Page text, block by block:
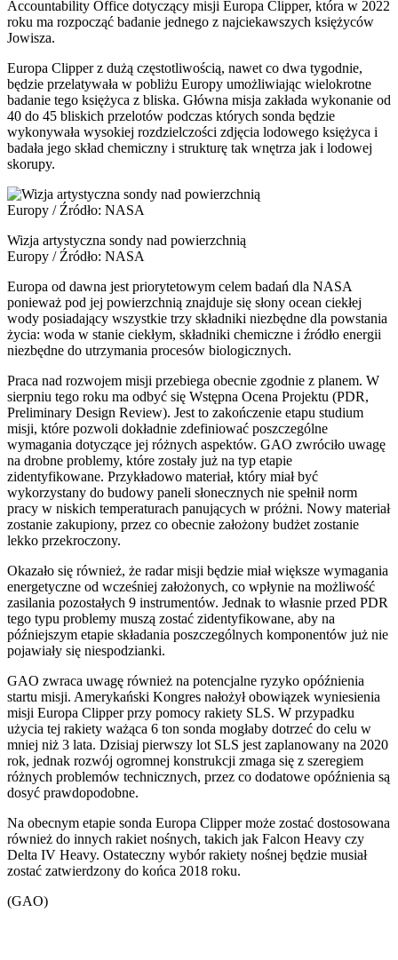
Accountability Office dotyczący misji Europa Clipper, która w 2022
roku ma rozpocząć badanie jednego z najciekawszych księżyców
Jowisza.
Europa Clipper z dużą częstotliwością, nawet co dwa tygodnie,
będzie przelatywała w pobliżu Europy umożliwiając wielokrotne
badanie tego księżyca z bliska. Główna misja zakłada wykonanie od
40 do 45 bliskich przelotów podczas których sonda będzie
wykonywała wysokiej rozdzielczości zdjęcia lodowego księżyca i
badała jego skład chemiczny i strukturę tak wnętrza jak i lodowej
skorupy.
Wizja artystyczna sondy nad powierzchnią
Europy / Źródło: NASA
Europa od dawna jest priorytetowym celem badań dla NASA
ponieważ pod jej powierzchnią znajduje się słony ocean ciekłej
wody posiadający wszystkie trzy składniki niezbędne dla powstania
życia: woda w stanie ciekłym, składniki chemiczne i źródło energii
niezbędne do utrzymania procesów biologicznych.
Praca nad rozwojem misji przebiega obecnie zgodnie z planem. W
sierpniu tego roku ma odbyć się Wstępna Ocena Projektu (PDR,
Preliminary Design Review). Jest to zakończenie etapu studium
misji, które pozwoli dokładnie zdefiniować poszczególne
wymagania dotyczące jej różnych aspektów. GAO zwróciło uwagę
na drobne problemy, które zostały już na typ etapie
zidentyfikowane. Przykładowo materiał, który miał być
wykorzystany do budowy paneli słonecznych nie spełnił norm
pracy w niskich temperaturach panujących w próżni. Nowy materiał
zostanie zakupiony, przez co obecnie założony budżet zostanie
lekko przekroczony.
Okazało się również, że radar misji będzie miał większe wymagania
energetyczne od wcześniej założonych, co wpłynie na możliwość
zasilania pozostałych 9 instrumentów. Jednak to własnie przed PDR
tego typu problemy muszą zostać zidentyfikowane, aby na
późniejszym etapie składania poszczególnych komponentów już nie
pojawiały się niespodzianki.
GAO zwraca uwagę również na potencjalne ryzyko opóźnienia
startu misji. Amerykański Kongres nałożył obowiązek wyniesienia
misji Europa Clipper przy pomocy rakiety SLS. W przypadku
użycia tej rakiety ważąca 6 ton sonda mogłaby dotrzeć do celu w
mniej niż 3 lata. Dzisiaj pierwszy lot SLS jest zaplanowany na 2020
rok, jednak rozwój ogromnej konstrukcji zmaga się z szeregiem
różnych problemów technicznych, przez co dodatowe opóźnienia są
dosyć prawdopodobne.
Na obecnym etapie sonda Europa Clipper może zostać dostosowana
również do innych rakiet nośnych, takich jak Falcon Heavy czy
Delta IV Heavy. Ostateczny wybór rakiety nośnej będzie musiał
zostać zatwierdzony do końca 2018 roku.
(GAO)